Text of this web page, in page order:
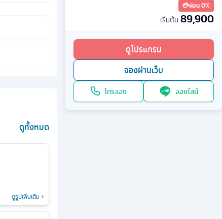
ดูทั้งหมด
ดูรูปเพิ่มเติม
💳ผ่อน 0%
เริ่มต้น 89,900
ดูโปรแกรม
จองผ่านเว็บ
โทรจอง จองไลน์